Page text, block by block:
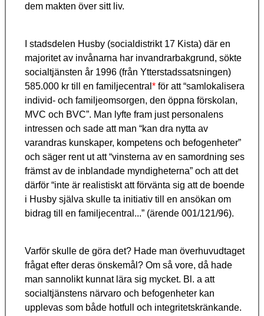
dem makten över sitt liv.
I stadsdelen Husby (socialdistrikt 17 Kista) där en
majoritet av invånarna har invandrarbakgrund, sökte
socialtjänsten år 1996 (från Ytterstadssatsningen)
585.000 kr till en familjecentral * för att “samlokalisera
individ- och familjeomsorgen, den öppna förskolan,
MVC och BVC”. Man lyfte fram just personalens
intressen och sade att man “kan dra nytta av
varandras kunskaper, kompetens och befogenheter”
och säger rent ut att “vinsterna av en samordning ses
främst av de inblandade myndigheterna” och att det
därför “inte är realistiskt att förvänta sig att de boende
i Husby själva skulle ta initiativ till en ansökan om
bidrag till en familjecentral...” (ärende 001/121/96).
Varför skulle de göra det? Hade man överhuvudtaget
frågat efter deras önskemål? Om så vore, då hade
man sannolikt kunnat lära sig mycket. Bl. a att
socialtjänstens närvaro och befogenheter kan
upplevas som både hotfull och integritetskränkande.